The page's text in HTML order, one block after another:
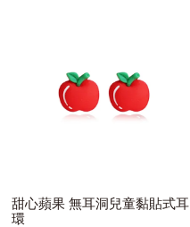
甜心蘋果 無耳洞兒童黏貼式耳
環